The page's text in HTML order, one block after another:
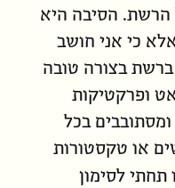
הרשת. הסיבה היא
כי אני חושב
בצורה טובה
ופרקטיקות
בכל
או טקסטורות
תחתי לסימון